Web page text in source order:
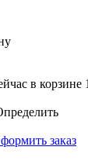
в корзине
заказ